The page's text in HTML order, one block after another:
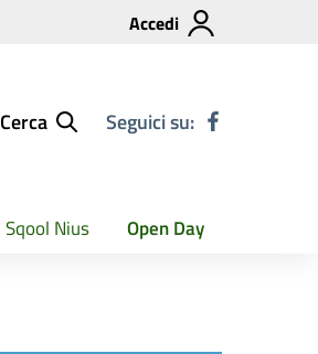
Accedi
Cerca Seguici su:
Sqool Nius Open Day